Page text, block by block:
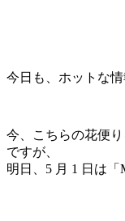
今日も、ホットな
今、こちらの花便
ですが、
明日、5 月 1 日は「